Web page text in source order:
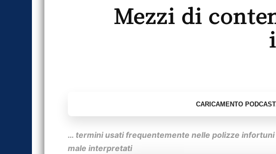
Mezzi di
… termini usati frequentemente nelle polizze infortuni
male interpretati